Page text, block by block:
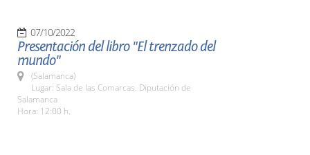
07/10/2022
Presentación del libro "El trenzado del
mundo"
(Salamanca)
Lugar: Sala de las Comarcas. Diputación de
Salamanca
Hora: 12:00 h.